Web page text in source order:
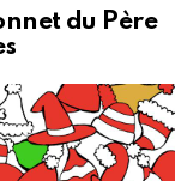
du Père